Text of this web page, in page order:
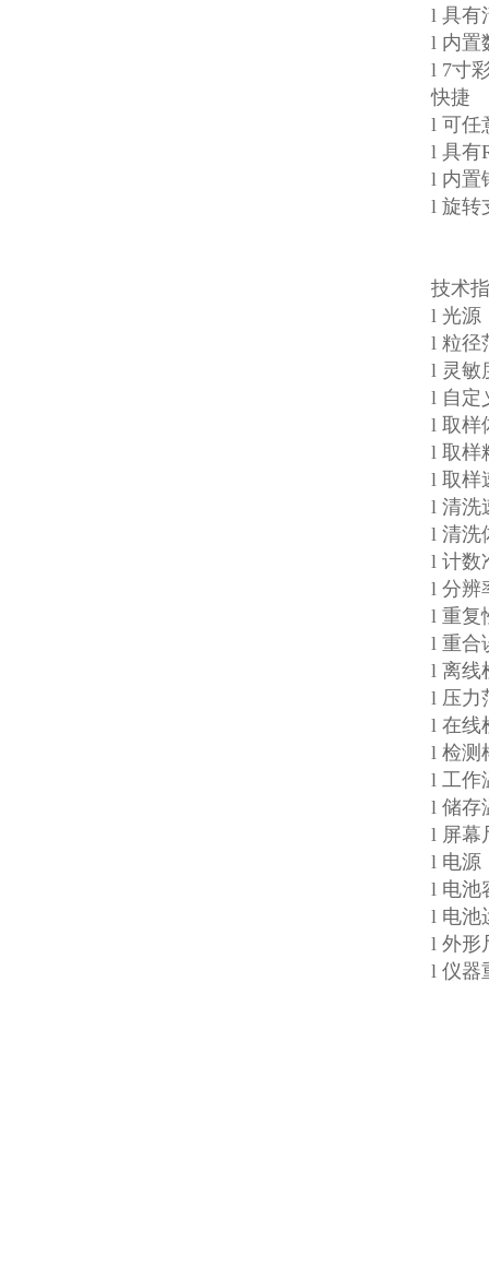
l 具有
l 内置
l 7寸
快捷
l 可任
l 具有
l 内置
l 旋转
技术
l 光源
l 粒径
l 灵敏
l 自定
l 取样
l 取样
l 取样
l 清洗
l 清洗
l 计数
l 分辨
l 重复
l 重合
l 离线
l 压力
l 在线
l 检测
l 工作
l 储存
l 屏幕
l 电源
l 电池
l 电池
l 外形
l 仪器